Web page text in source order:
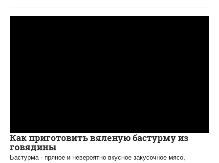
Как приготовить вяленую бастурму из
говядины
Бастурма - пряное и невероятно вкусное закусочное мясо,